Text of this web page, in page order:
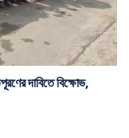
দাবিতে বিক্ষোভ,